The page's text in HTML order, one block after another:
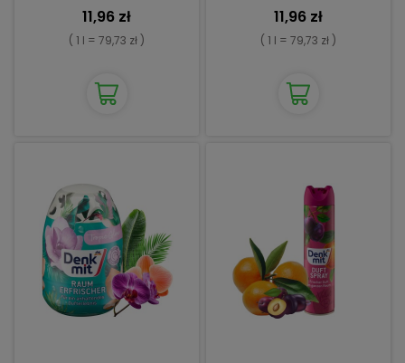
11,96 zł
( 1 l = 79,73 zł )
11,96 zł
( 1 l = 79,73 zł )